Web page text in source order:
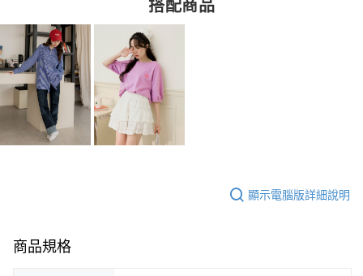
搭配商品
顯示電腦版詳細說明
商品規格